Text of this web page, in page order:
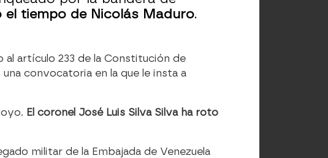
tiempo de Nicolás Maduro.
artículo 233 de la Constitución de
una convocatoria en la que le insta a
El coronel José Luis Silva Silva ha roto
militar de la Embajada de Venezuela